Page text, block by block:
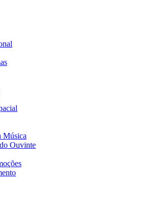
Música
Ouvinte